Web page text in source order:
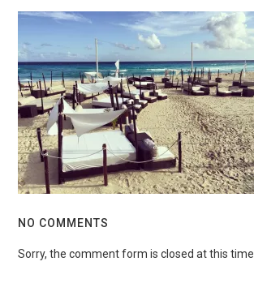
NO COMMENTS
Sorry, the comment form is closed at this time.